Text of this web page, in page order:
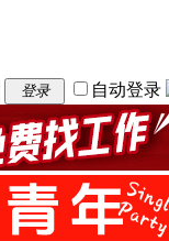
登录 自动登录